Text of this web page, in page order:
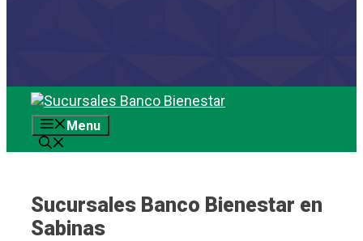
Saltar
contenidoMenu
Sucursales Banco Bienestar en
Sabinas